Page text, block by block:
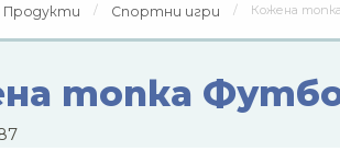
Продукти Спортни игри Кожена
топка